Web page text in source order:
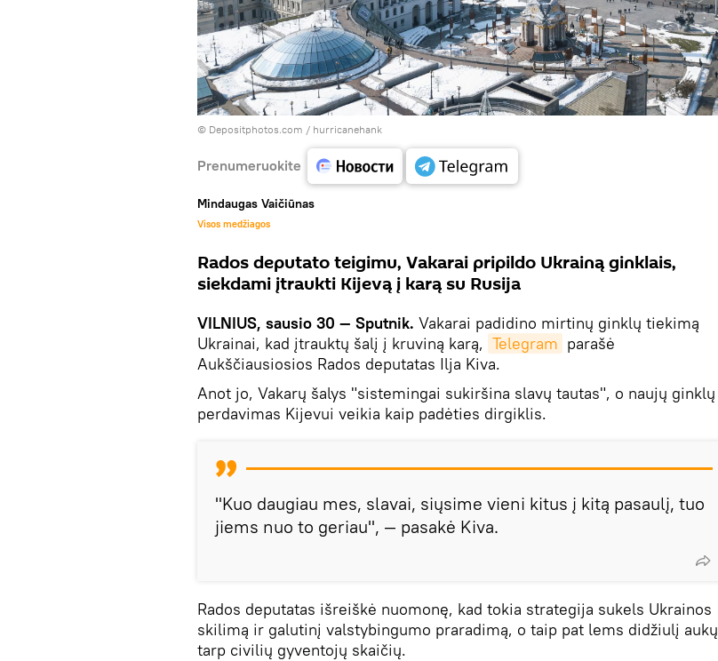
© Depositphotos.com / hurricanehank
Prenumeruokite
Mindaugas Vaičiūnas
Visos medžiagos
Rados deputato teigimu, Vakarai pripildo Ukrainą ginklais,
siekdami įtraukti Kijevą į karą su Rusija
VILNIUS, sausio 30 — Sputnik. Vakarai padidino mirtinų ginklų tiekimą
Ukrainai, kad įtrauktų šalį į kruviną karą, Telegram parašė
Aukščiausiosios Rados deputatas Ilja Kiva.
Anot jo, Vakarų šalys "sistemingai sukiršina slavų tautas", o naujų ginklų
perdavimas Kijevui veikia kaip padėties dirgiklis.
"Kuo daugiau mes, slavai, siųsime vieni kitus į kitą pasaulį, tuo
jiems nuo to geriau", — pasakė Kiva.
Rados deputatas išreiškė nuomonę, kad tokia strategija sukels Ukrainos
skilimą ir galutinį valstybingumo praradimą, o taip pat lems didžiulį aukų
tarp civilių gyventojų skaičių.